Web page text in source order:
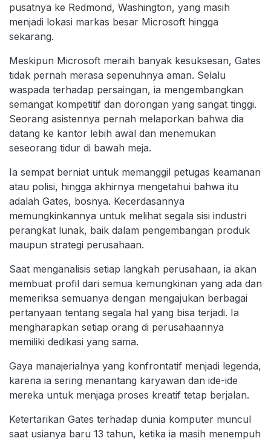
pusatnya ke Redmond, Washington, yang masih
menjadi lokasi markas besar Microsoft hingga
sekarang.
Meskipun Microsoft meraih banyak kesuksesan, Gates
tidak pernah merasa sepenuhnya aman. Selalu
waspada terhadap persaingan, ia mengembangkan
semangat kompetitif dan dorongan yang sangat tinggi.
Seorang asistennya pernah melaporkan bahwa dia
datang ke kantor lebih awal dan menemukan
seseorang tidur di bawah meja.
Ia sempat berniat untuk memanggil petugas keamanan
atau polisi, hingga akhirnya mengetahui bahwa itu
adalah Gates, bosnya. Kecerdasannya
memungkinkannya untuk melihat segala sisi industri
perangkat lunak, baik dalam pengembangan produk
maupun strategi perusahaan.
Saat menganalisis setiap langkah perusahaan, ia akan
membuat profil dari semua kemungkinan yang ada dan
memeriksa semuanya dengan mengajukan berbagai
pertanyaan tentang segala hal yang bisa terjadi. Ia
mengharapkan setiap orang di perusahaannya
memiliki dedikasi yang sama.
Gaya manajerialnya yang konfrontatif menjadi legenda,
karena ia sering menantang karyawan dan ide-ide
mereka untuk menjaga proses kreatif tetap berjalan.
Ketertarikan Gates terhadap dunia komputer muncul
saat usianya baru 13 tahun, ketika ia masih menempuh